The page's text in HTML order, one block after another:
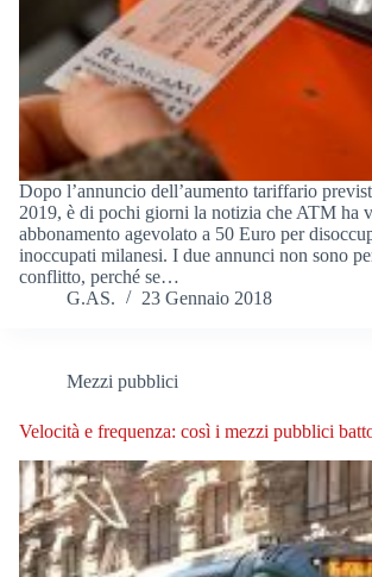
Dopo l’annuncio dell’aumento tariffario
2019, è di pochi giorni la notizia che ATM ha
abbonamento agevolato a 50 Euro per
inoccupati milanesi. I due annunci non sono
conflitto, perché se…
G.AS.
23 Gennaio 2018
Mezzi pubblici
Velocità e frequenza: così i mezzi pubblici